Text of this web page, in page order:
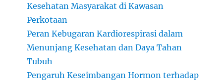
Kesehatan Masyarakat di Kawasan
Perkotaan
Peran Kebugaran Kardiorespirasi dalam
Menunjang Kesehatan dan Daya Tahan
Tubuh
Pengaruh Keseimbangan Hormon terhadap